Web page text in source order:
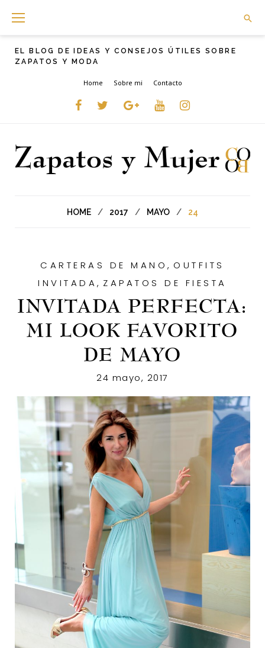
EL BLOG DE IDEAS Y CONSEJOS ÚTILES SOBRE
ZAPATOS Y MODA
Home Sobre mi Contacto
HOME / 2017 / MAYO / 24
DÍA:
24
DE
DE
2017
CARTERAS DE MANO, OUTFITS
INVITADA, ZAPATOS DE FIESTA
INVITADA PERFECTA:
MI LOOK FAVORITO
DE MAYO
24 mayo, 2017